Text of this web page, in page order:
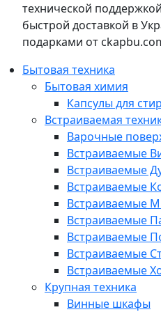
технической
быстрой доставкой в
подарками от
Бытовая техника
Бытовая химия
Капсулы для
Встраиваемая
Варочные
Встраиваемые
Встраиваемые
Встраиваемые
Встраиваемые
Встраиваемые
Встраиваемые
Встраиваемые
Встраиваемые
Крупная техника
Винные шкафы